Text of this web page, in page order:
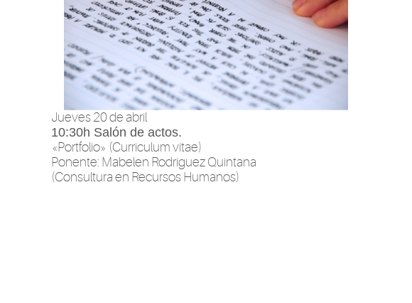
Jueves 20 de abril
10:30h Salón de actos.
«Portfolio» (Curriculum vitae)
Ponente: Mabelen Rodriguez Quintana
(Consultura en Recursos Humanos)